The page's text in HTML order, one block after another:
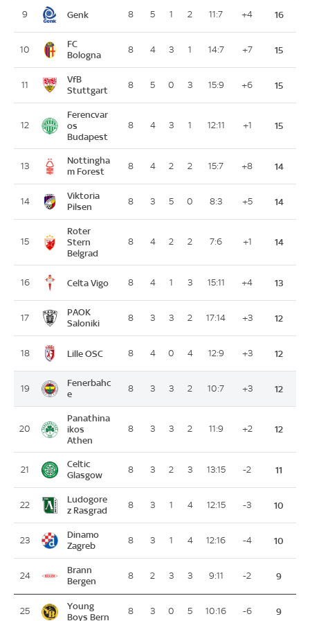
9 Genk 8 5 1 2 11:7 +4 16
10
FC
Bologna
8 4 3 1 14:7 +7 15
11
VfB
Stuttgart
8 5 0 3 15:9 +6 15
12
Ferencvar
os
Budapest
8 4 3 1 12:11 +1 15
13
Nottingha
m Forest
8 4 2 2 15:7 +8 14
14
Viktoria
Pilsen
8 3 5 0 8:3 +5 14
15
Roter
Stern
Belgrad
8 4 2 2 7:6 +1 14
16 Celta Vigo 8 4 1 3 15:11 +4 13
17
PAOK
Saloniki
8 3 3 2 17:14 +3 12
18 Lille OSC 8 4 0 4 12:9 +3 12
19
Fenerbahc
e
8 3 3 2 10:7 +3 12
20
Panathina
ikos
Athen
8 3 3 2 11:9 +2 12
21
Celtic
Glasgow
8 3 2 3 13:15 -2 11
22
Ludogore
z Rasgrad
8 3 1 4 12:15 -3 10
23
Dinamo
Zagreb
8 3 1 4 12:16 -4 10
24
Brann
Bergen
8 2 3 3 9:11 -2 9
25
Young
Boys Bern
8 3 0 5 10:16 -6 9